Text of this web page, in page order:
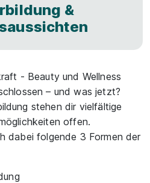
&
- Beauty und Wellness
– und was jetzt?
stehen dir vielfältige
offen.
dabei folgende 3 Formen der